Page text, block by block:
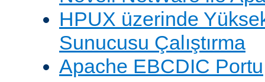
HPUX üzerinde
Sunucusu Çalıştırma
Apache EBCDIC Portu